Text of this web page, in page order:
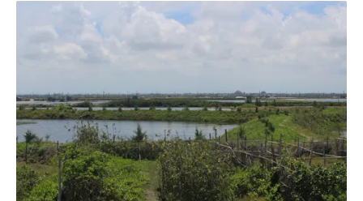
因此獲得彩虹之名。松林延伸長度約4.5公里，寬度約有
500公尺，面積214公頃，約30座棒球場大小，遍植100萬
棵松樹。許多松樹因造型獨特，深受民眾喜愛。榮登日本
為「虹之松原事務管理局」（下稱管理局）局長，近日受
林務局邀請來台分享經營經驗。他指出，過去人們沿著海
岸種植松樹，是為了抵擋風沙、亢旱耐鹽，防風消坡等目
的。當地是河川沖積地，適合耕